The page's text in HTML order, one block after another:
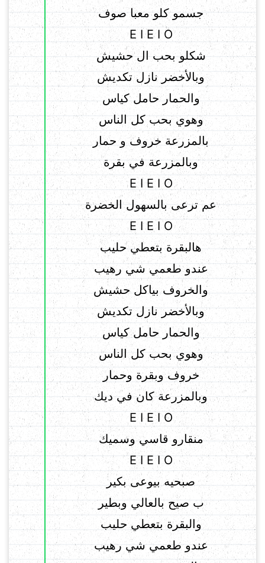
جسمو كلو معبا صوف
E I E I O
شكلو بحب ال حشيش
وبالأخضر نازل تكديش
والحمار حامل كياس
وهوي بحب كل الناس
بالمزرعة خروف و حمار
وبالمزرعة في بقرة
E I E I O
عم ترعى بالسهول الخضرة
E I E I O
هالبقرة بتعطي حليب
عندو طعمي شي رهيب
والخروف بياكل حشيش
وبالأخضر نازل تكديش
والحمار حامل كياس
وهوي بحب كل الناس
خروف وبقرة وحمار
وبالمزرعة كان في ديك
E I E I O
منقارو قاسي وسميك
E I E I O
صبحيه بيوعى بكير
ب صيح بالعالي وبطير
والبقرة بتعطي حليب
عندو طعمي شي رهيب